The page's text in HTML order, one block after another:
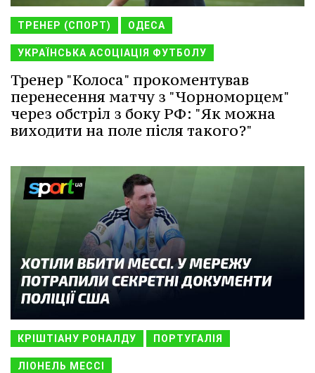
ТРЕНЕР (СПОРТ) ОДЕСА
УКРАЇНСЬКА АСОЦІАЦІЯ ФУТБОЛУ
Тренер "Колоса" прокоментував
перенесення матчу з "Чорноморцем"
через обстріл з боку РФ: "Як можна
виходити на поле після такого?"
КРІШТІАНУ РОНАЛДУ ПОРТУГАЛІЯ
ЛІОНЕЛЬ МЕССІ